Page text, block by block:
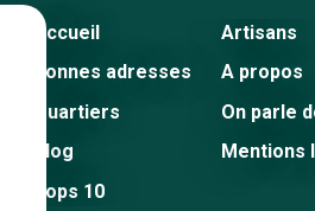
Accueil
Bonnes adresses
Quartiers
Blog
Tops 10
Artisans
A propos
On parle
Mentions